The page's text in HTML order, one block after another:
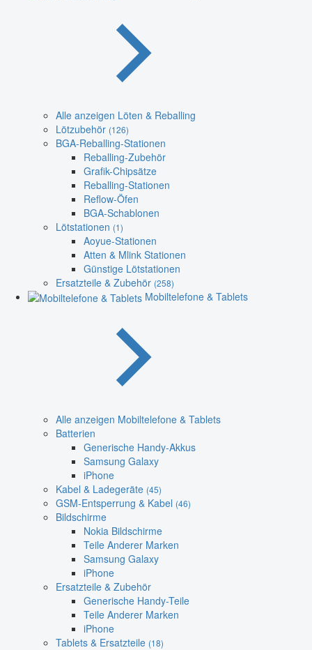
Alle anzeigen Löten & Reballing
Lötzubehör (126)
BGA-Reballing-Stationen
Reballing-Zubehör
Grafik-Chipsätze
Reballing-Stationen
Reflow-Öfen
BGA-Schablonen
Lötstationen (1)
Aoyue-Stationen
Atten & Mlink Stationen
Günstige Lötstationen
Ersatzteile & Zubehör (258)
Mobiltelefone & Tablets
Alle anzeigen Mobiltelefone & Tablets
Batterien
Generische Handy-Akkus
Samsung Galaxy
iPhone
Kabel & Ladegeräte (45)
GSM-Entsperrung & Kabel (46)
Bildschirme
Nokia Bildschirme
Teile Anderer Marken
Samsung Galaxy
iPhone
Ersatzteile & Zubehör
Generische Handy-Teile
Teile Anderer Marken
iPhone
Tablets & Ersatzteile (18)